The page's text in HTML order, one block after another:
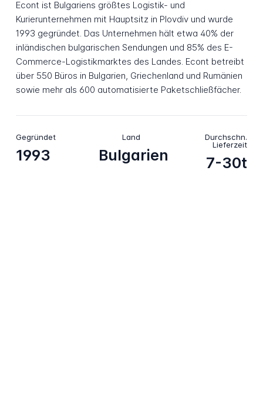
Econt ist Bulgariens größtes Logistik- und
Kurierunternehmen mit Hauptsitz in Plovdiv und wurde
1993 gegründet. Das Unternehmen hält etwa 40% der
inländischen bulgarischen Sendungen und 85% des E-
Commerce-Logistikmarktes des Landes. Econt betreibt
über 550 Büros in Bulgarien, Griechenland und Rumänien
sowie mehr als 600 automatisierte Paketschließfächer.
Gegründet
1993
Land
Bulgarien
Durchschn.
Lieferzeit
7-30t